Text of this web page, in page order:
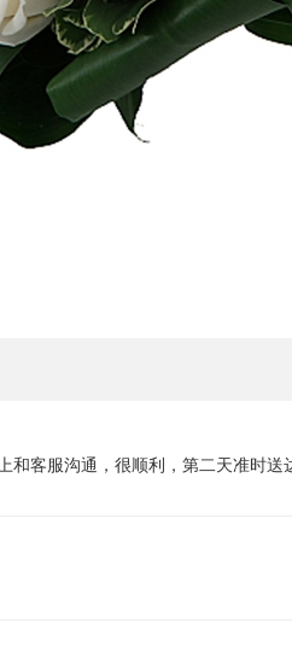
客服沟通，很顺利，第二天准时送